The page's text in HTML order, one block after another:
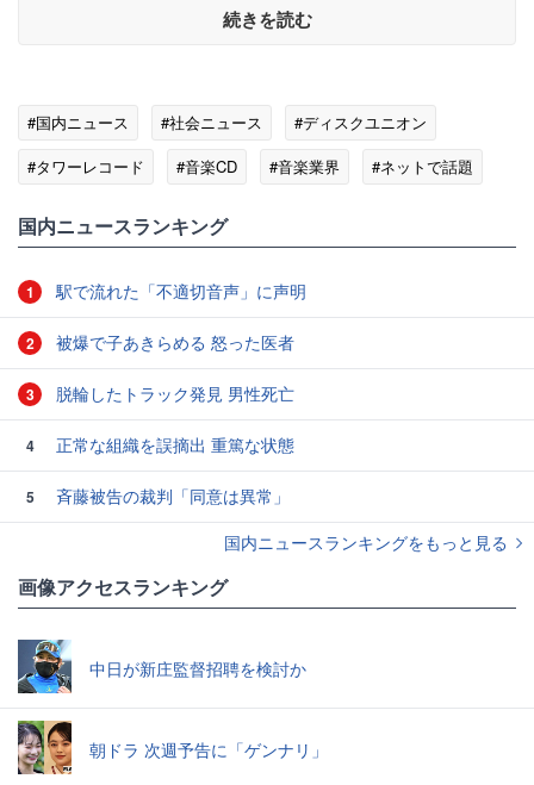
続きを読む
#国内ニュース #社会ニュース
#ディスクユニオン
#タワーレコード
#音楽CD #音楽業界 #ネットで話題
国内ニュースランキング
1 駅で流れた「不適切音声」に声明
2 被爆で子あきらめる 怒った医者
3 脱輪したトラック発見 男性死亡
4 正常な組織を誤摘出 重篤な状態
5
斉藤被告の裁判「同意は異常」
国内ニュースランキングをもっと見る
画像アクセスランキング
中日が新庄監督招聘を検討か
朝ドラ 次週予告に「ゲンナリ」